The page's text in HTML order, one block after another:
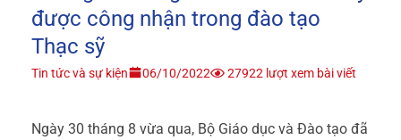
được công nhận trong đào tạo
Thạc sỹ
Tin tức và sự kiện 06/10/2022 27922 lượt xem bài viết
Ngày 30 tháng 8 vừa qua, Bộ Giáo dục và Đào tạo đã